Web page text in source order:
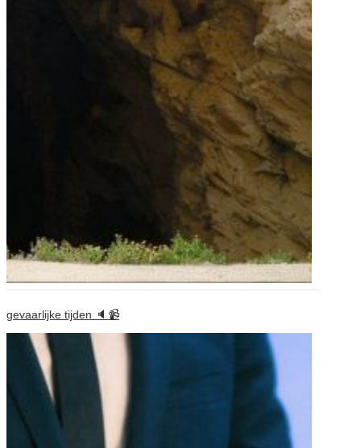
gevaarlijke tijden 🔈📹